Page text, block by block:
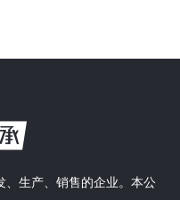
、生产、销售的企业。本公